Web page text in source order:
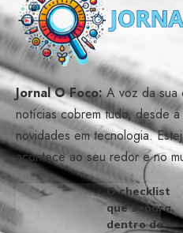
Jornal O Foco:A voz da sua
notícias cobrem tudo, desde
novidades em tecnologia.
acontece ao seu redor e no
O checklist
que separa,
dentro de